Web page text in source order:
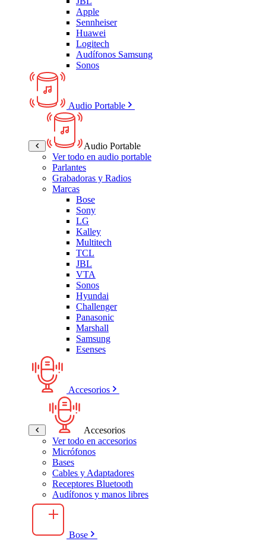
Apple
Sennheiser
Huawei
Logitech
Audífonos Samsung
Sonos
Audio Portable
Audio Portable
Ver todo en audio portable
Parlantes
Grabadoras y Radios
Marcas
Bose
Sony
LG
Kalley
Multitech
TCL
JBL
VTA
Sonos
Hyundai
Challenger
Panasonic
Marshall
Samsung
Esenses
Accesorios
Accesorios
Ver todo en accesorios
Micrófonos
Bases
Cables y Adaptadores
Receptores Bluetooth
Audífonos y manos libres
Bose